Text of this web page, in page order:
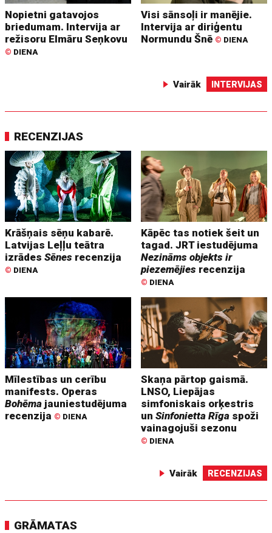
Nopietni gatavojos
briedumam. Intervija ar
režisoru Elmāru Seņkovu
© DIENA
Visi sānsoļi ir manējie.
Intervija ar diriģentu
Normundu Šnē © DIENA
Vairāk INTERVIJAS
RECENZIJAS
Krāšņais sēņu kabarē.
Latvijas Leļļu teātra
izrādesSēnes recenzija
© DIENA
Kāpēc tas notiek šeit un
tagad. JRT iestudējuma
Nezināms objekts ir
piezemējies recenzija
© DIENA
Mīlestības un cerību
manifests. Operas
Bohēma jauniestudējuma
recenzija © DIENA
Skaņa pārtop gaismā.
LNSO, Liepājas
simfoniskais orķestris
unSinfonietta Rīga spoži
vainagojuši sezonu
© DIENA
Vairāk RECENZIJAS
GRĀMATAS